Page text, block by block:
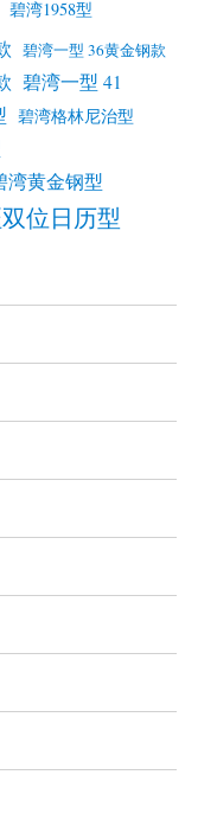
碧湾1958型
碧湾一型 36黄金钢款
碧湾一型 41
碧湾格林尼治型
湾黄金钢型
位日历型